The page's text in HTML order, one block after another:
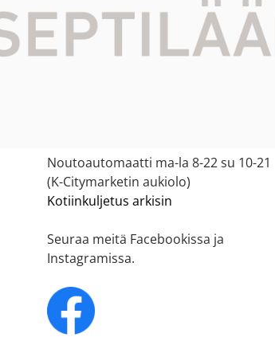
Verkkoapteekki
Verkkoapteekki tilaukset käsitellään
Noutoautomaatti ma-la 8-22 su 10-21
(K-Citymarketin aukiolo)
Kotiinkuljetus arkisin
Seuraa meitä Facebookissa ja
Instagramissa.